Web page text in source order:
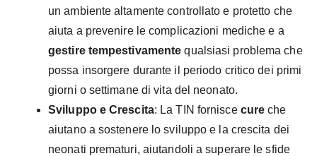
un ambiente altamente controllato e protetto che
aiuta a prevenire le complicazioni mediche e a
gestire tempestivamente qualsiasi problema che
possa insorgere durante il periodo critico dei primi
giorni o settimane di vita del neonato.
Sviluppo e Crescita: La TIN fornisce cure che
aiutano a sostenere lo sviluppo e la crescita dei
neonati prematuri, aiutandoli a superare le sfide